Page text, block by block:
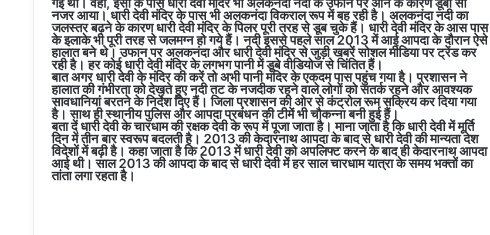
नजर आया। धारी देवी मंदिर के पास भी अलकनंदा विकराल रूप में बह रही है। अलकनंदा नदी का
जलस्तर बढ़ने के कारण धारी देवी मंदिर के पिलर पूरी तरह से डूब चुके हैं। धारी देवी मंदिर के आस पास
के इलाके भी पूरी तरह से जलमग्न हो गये हैं। नदी इससे पहले साल 2013 में आई आपदा के दौरान ऐसे
हालात बने थे। उफान पर अलकनंदा और धारी देवी मंदिर से जुड़ी खबरें सोशल मीडिया पर ट्रेंड कर
रही है। हर कोई धारी देवी मंदिर के लगभग पानी में डूबे वीडियोज से चिंतित हैं।
बात अगर धारी देवी के मंदिर की करें तो अभी पानी मंदिर के एकदम पास पहुंच गया है। प्रशासन ने
हालात की गंभीरता को देखते हुए नदी तट के नजदीक रहने वाले लोगों को सतर्क रहने और आवश्यक
सावधानियां बरतने के निर्देश दिए हैं। जिला प्रशासन की ओर से कंट्रोल रूम सक्रिय कर दिया गया
है। साथ ही स्थानीय पुलिस और आपदा प्रबंधन की टीमें भी चौकन्ना बनी हुई हैं।
बता दें धारी देवी के चारधाम की रक्षक देवी के रूप में पूजा जाता है। माना जाता है कि धारी देवी में मूर्ति
दिन में तीन बार स्वरूप बदलती है। 2013 की केदारनाथ आपदा के बाद से धारी देवी की मान्यता देश
विदेशों में बढ़ी है। कहा जाता है कि 2013 में धारी देवी को अपलिफ्ट करने के बाद ही केदारनाथ आपदा
आई थी। साल 2013 की आपदा के बाद से धारी देवी में हर साल चारधाम यात्रा के समय भक्तों का
तांता लगा रहता है।